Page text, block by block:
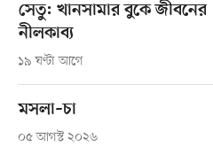
সেতু: খানসামার বুকে জীবনের
নীলকাব্য
১৯ ঘণ্টা আগে
মসলা–চা
০৫ আগস্ট ২০২৬